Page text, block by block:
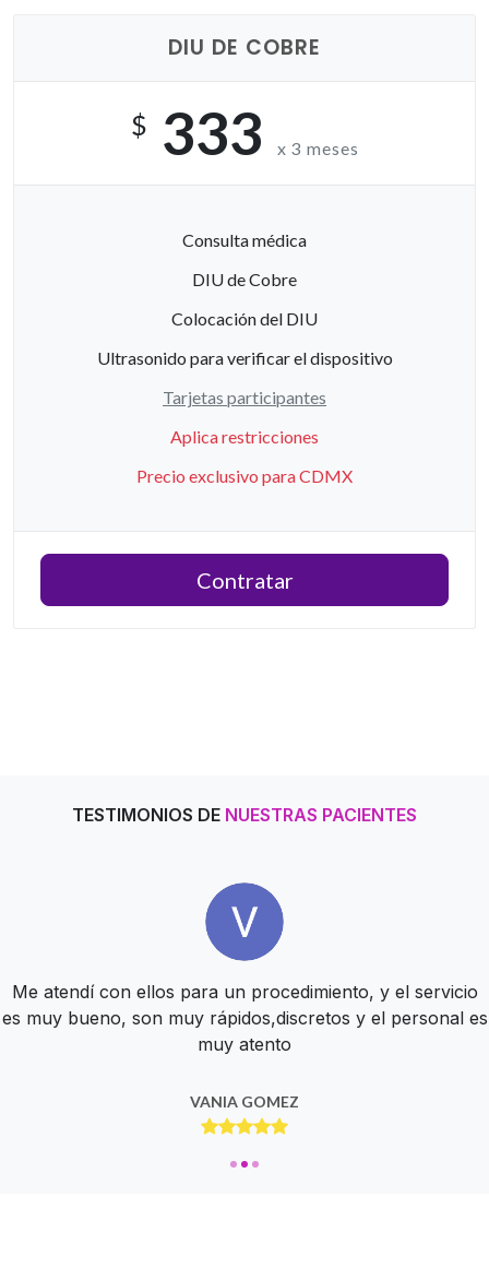
DIU DE COBRE
$ 333 x 3 meses
Consulta médica
DIU de Cobre
Colocación del DIU
Ultrasonido para verificar el dispositivo
Tarjetas participantes
Aplica restricciones
Precio exclusivo para CDMX
Contratar
TESTIMONIOS DE NUESTRAS PACIENTES
me parece una buena clínica con buena atención y
servicio
Me atendí con ellos para un procedimiento, y el servicio
es muy bueno, son muy rápidos,discretos y el personal es
muy atento
VANIA GOMEZ
Tienen un muy bien servicio, todos son muy amables y te
atienden con delicadeza